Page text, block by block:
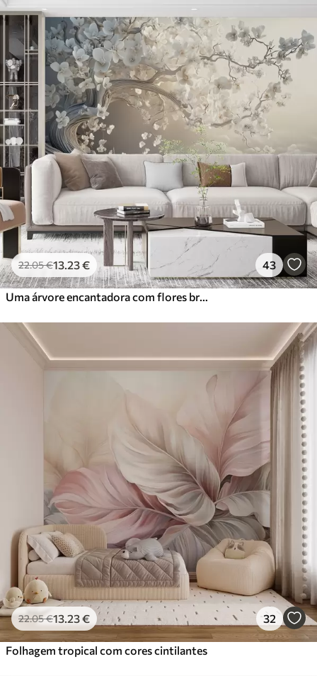
22.05€13.23€ 43
Uma árvore encantadora com flores brancas contra o fundo de nuvens num estilo interessante em delicadas cores quentes
22.05€13.23€ 32
Folhagem tropical com cores cintilantes